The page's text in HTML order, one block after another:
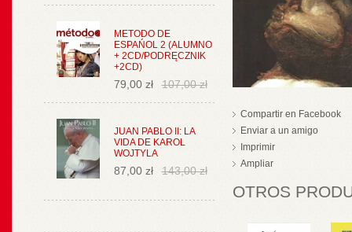
METODO DE
ESPAŃOL 2 (ALUMNO
+ 2CD/PODRĘCZNIK
+2CD)
79,00 zł 107,00 zł
JUAN PABLO II: LA
VIDA DE KAROL
WOJTYLA
87,00 zł 143,00 zł
Compartir en Facebook
Enviar a un amigo
Imprimir
Ampliar
OTROS